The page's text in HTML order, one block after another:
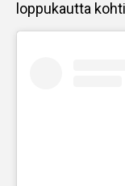
loppukautta